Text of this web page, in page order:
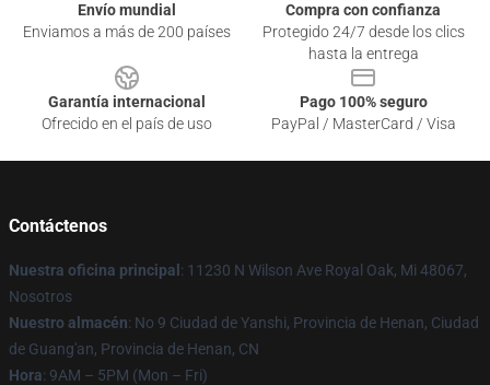
Envío mundial
Enviamos a más de 200 países
Compra con confianza
Protegido 24/7 desde los clics
hasta la entrega
Garantía internacional
Ofrecido en el país de uso
Pago 100% seguro
PayPal / MasterCard / Visa
Contáctenos
Nuestra oficina principal : 11230 N Wilson Ave Royal Oak, Mi 48067,
Nosotros
Nuestro almacén: No 9 Ciudad de Yanshi, Provincia de Henan, Ciudad
de Guang'an, Provincia de Henan, CN
Hora: 9AM – 5PM (Mon – Fri)